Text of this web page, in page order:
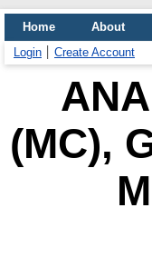
Home About
Login
Create Account
(MC),